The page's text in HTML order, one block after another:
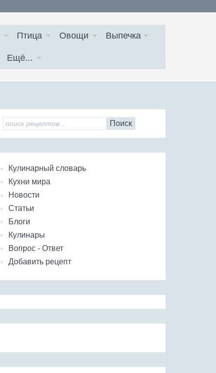
Птица Овощи Выпечка
Ещё...
Поиск
Кулинарный словарь
Кухни мира
Новости
Статьи
Блоги
Кулинары
Вопрос - Ответ
Добавить рецепт